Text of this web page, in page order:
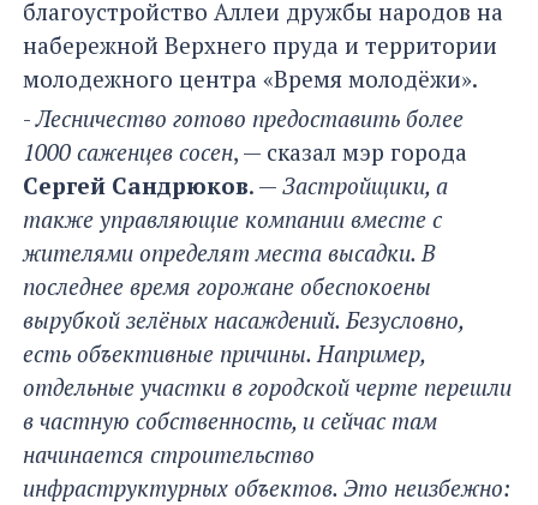
благоустройство Аллеи дружбы народов на
набережной Верхнего пруда и территории
молодежного центра «Время молодёжи».
-Лесничество готово предоставить более
1000 саженцев сосен, — сказал мэр города
Сергей Сандрюков. — Застройщики, а
также управляющие компании вместе с
жителями определят места высадки. В
последнее время горожане обеспокоены
вырубкой зелёных насаждений. Безусловно,
есть объективные причины. Например,
отдельные участки в городской черте перешли
в частную собственность, и сейчас там
начинается строительство
инфраструктурных объектов. Это неизбежно: